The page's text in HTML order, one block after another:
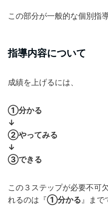
この部分が一般的な個別指
指導内容について
成績を上げるには、
①分かる
↓
②やってみる
↓
③できる
この３ステップが必要不可
れるのは『①分かる』まで